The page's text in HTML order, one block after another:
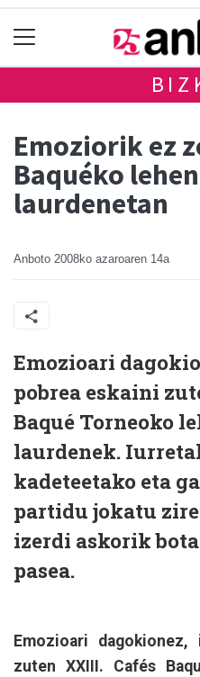
Emoziorik ez
Baquéko
laurdenetan
Anboto 2008ko azaroaren 14a
Emozioari
pobrea eskaini
Baqué Torneoko
laurdenek.
kadeteetako eta
partidu jokatu
izerdi askorik
pasea.
Emozioari dagokionez,
zuten XXIII. Cafés